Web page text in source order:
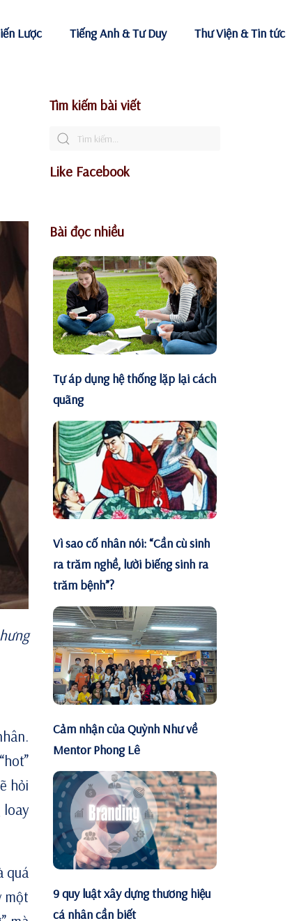
Lược Tiếng Anh & Tư Duy Thư Viện & Tin tức
hỏi
loay
quá
một
Tìm kiếm bài viết
Like Facebook
Bài đọc nhiều
Tự áp dụng hệ thống lặp lại cách
quãng
Vì sao cố nhân nói: “Cần cù sinh
ra trăm nghề, lười biếng sinh ra
trăm bệnh”?
Cảm nhận của Quỳnh Như về
Mentor Phong Lê
9 quy luật xây dựng thương hiệu
cá nhân cần biết